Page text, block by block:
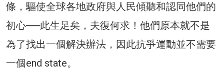
條，驅使全球各地政府與人民傾聽和認同他們的
初心──此生足矣，夫復何求！他們原本就不是
為了找出一個解決辦法，因此抗爭運動並不需要
一個end state。